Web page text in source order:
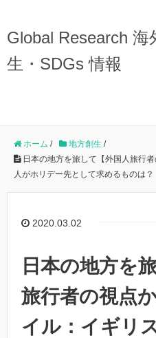
Global Research 海
生・SDGs 情報
ホーム / 地方創生 /
日本の地方を旅して【外国人旅行
人がホリデー先として求めるものは？
2020.03.02
日本の地方を
旅行者の視点
イル：イギリ